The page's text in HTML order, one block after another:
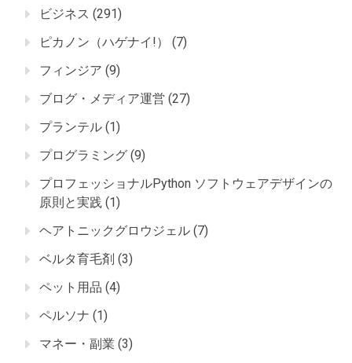
ビジネス (291)
ピカノン（ハゲナイ!）
(7)
フィンジア (9)
ブログ・メディア運営 (27)
プランテル (1)
プログラミング (9)
プロフェッショナルPython ソフトウェアデザインの
原則と実践 (1)
ヘアトニックグロウジェル (7)
ベルタ育毛剤 (3)
ペット用品 (4)
ペルソナ (1)
マネー・副業 (3)